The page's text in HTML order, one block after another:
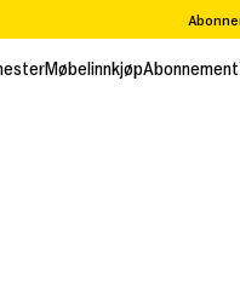
MøbelinnkjøpAbonnement